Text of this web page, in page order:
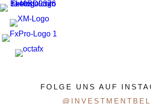
FOLGE UNS AUF